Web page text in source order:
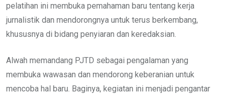
pelatihan ini membuka pemahaman baru tentang kerja
jurnalistik dan mendorongnya untuk terus berkembang,
khususnya di bidang penyiaran dan keredaksian.
Alwah memandang PJTD sebagai pengalaman yang
membuka wawasan dan mendorong keberanian untuk
mencoba hal baru. Baginya, kegiatan ini menjadi pengantar